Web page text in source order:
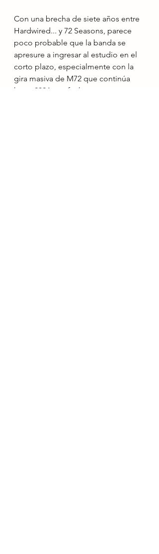
Con una brecha de siete años entre
Hardwired... y 72 Seasons, parece
poco probable que la banda se
apresure a ingresar al estudio en el
corto plazo, especialmente con la
gira masiva de M72 que continúa
hasta 2024 con fechas ya